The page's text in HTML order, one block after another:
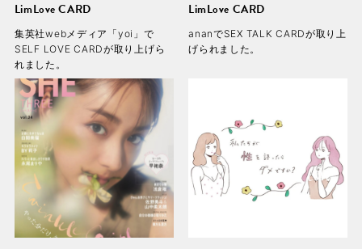
LimLove CARD
集英社webメディア「yoi」で
SELF LOVE CARDが取り上げら
れました。
LimLove CARD
ananでSEX TALK CARDが取り上
げられました。